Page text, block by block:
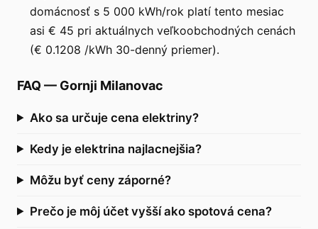
domácnosť s 5 000 kWh/rok platí tento mesiac
asi € 45 pri aktuálnych veľkoobchodných cenách
(€ 0.1208 /kWh 30-denný priemer).
FAQ — Gornji Milanovac
Ako sa určuje cena elektriny?
Kedy je elektrina najlacnejšia?
Môžu byť ceny záporné?
Prečo je môj účet vyšší ako spotová cena?